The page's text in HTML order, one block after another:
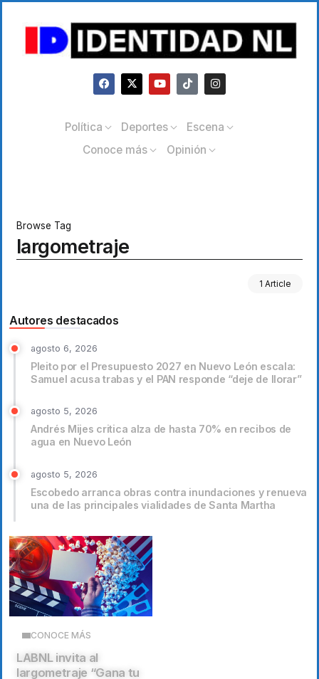
Política Deportes
Escena
Conoce más
Opinión
Browse Tag
largometraje
1 Article
Autores destacados
agosto 6, 2026
Pleito por el Presupuesto 2027 en Nuevo León escala:
Samuel acusa trabas y el PAN responde “deje de llorar”
agosto 5, 2026
Andrés Mijes critica alza de hasta 70% en recibos de
agua en Nuevo León
agosto 5, 2026
Escobedo arranca obras contra inundaciones y renueva
una de las principales vialidades de Santa Martha
CONOCE MÁS
LABNL invita al
largometraje “Gana tu